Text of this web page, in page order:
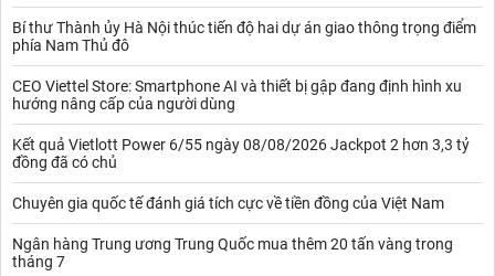
Bí thư Thành ủy Hà Nội thúc tiến độ hai dự án giao thông trọng điểm
phía Nam Thủ đô
CEO Viettel Store: Smartphone AI và thiết bị gập đang định hình xu
hướng nâng cấp của người dùng
Kết quả Vietlott Power 6/55 ngày 08/08/2026 Jackpot 2 hơn 3,3 tỷ
đồng đã có chủ
Chuyên gia quốc tế đánh giá tích cực về tiền đồng của Việt Nam
Ngân hàng Trung ương Trung Quốc mua thêm 20 tấn vàng trong
tháng 7